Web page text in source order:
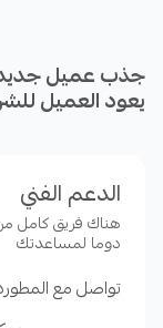
جذب عميل جديد
يعود العميل
يساعدك تطبيق
عملائك
بريد إلكتروني
وتقسيم
واهتماماتهم
الدعم الفني
هناك فريق كامل
دوما لمساعدتك
تواصل مع المطور